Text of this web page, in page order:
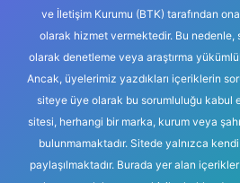
ve İletişim Kurumu (BTK) tarafından
olarak hizmet vermektedir. Bu
olarak denetleme veya araştırma
Ancak, üyelerimiz yazdıkları içeriklerin
siteye üye olarak bu sorumluluğu kabul
sitesi, herhangi bir marka, kurum veya
bulunmamaktadır. Sitede yalnızca kendi
paylaşılmaktadır. Burada yer alan